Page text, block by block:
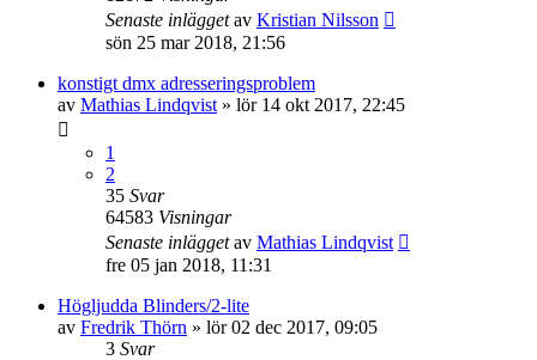
Senaste inläggetav Kristian Nilsson
sön 25 mar 2018, 21:56
konstigt dmx adresseringsproblem
av Mathias Lindqvist » lör 14 okt 2017, 22:45
1
2
35 Svar
64583 Visningar
Senaste inläggetav Mathias Lindqvist
fre 05 jan 2018, 11:31
Högljudda Blinders/2-lite
av Fredrik Thörn » lör 02 dec 2017, 09:05
3 Svar